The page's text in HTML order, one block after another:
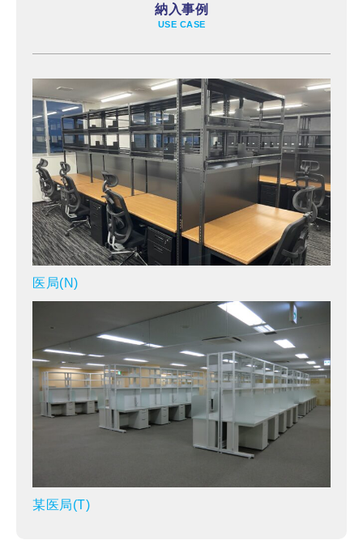
納入事例
USE CASE
医局(N)
某医局(T)